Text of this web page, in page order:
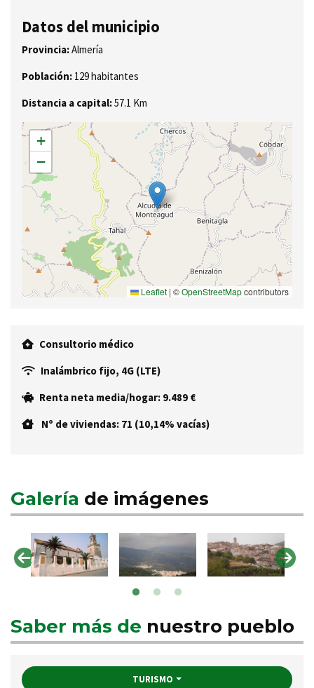
Datos del municipio
Provincia:Almería
Población: 129 habitantes
Distancia a capital:57.1 Km
+
−
Leaflet | ©OpenStreetMapcontributors
Consultorio médico
Inalámbrico fijo, 4G (LTE)
Renta neta media/hogar: 9.489 €
Nº de viviendas: 71 (10,14% vacías)
Galería de imágenes
Saber más de nuestro pueblo
TURISMO